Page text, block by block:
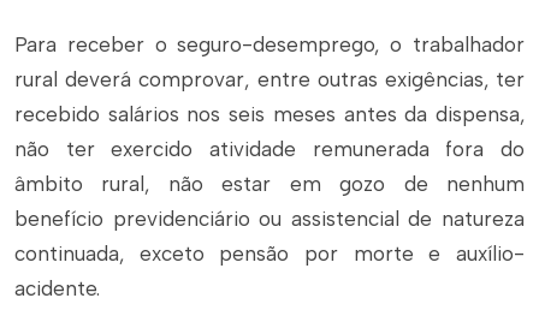
Para receber o seguro-desemprego, o trabalhador
rural deverá comprovar, entre outras exigências, ter
recebido salários nos seis meses antes da dispensa,
não ter exercido atividade remunerada fora do
âmbito rural, não estar em gozo de nenhum
benefício previdenciário ou assistencial de natureza
continuada, exceto pensão por morte e auxílio-
acidente.